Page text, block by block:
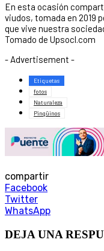
En esta ocasión
viudos, tomada en 2019
que vive nuestra
Tomado de Upsocl.com
- Advertisement -
Etiquetas
fotos
Naturaleza
Pingüinos
compartir
Facebook
Twitter
WhatsApp
DEJA UNA